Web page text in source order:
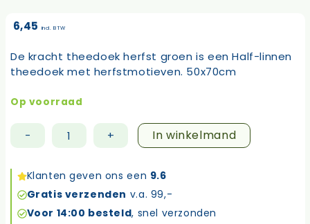
6,45 incl. BTW
De kracht theedoek herfst groen is een Half-linnen
theedoek met herfstmotieven. 50x70cm
Op voorraad
-
Kracht
herfst
groen
aantal
+ In winkelmand
Klanten geven ons een 9.6
Gratis verzenden v.a. 99,-
Voor 14:00 besteld, snel verzonden